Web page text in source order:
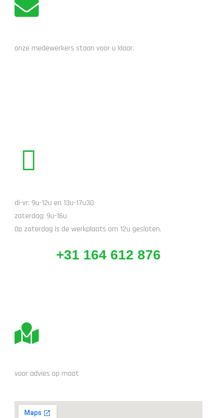
onze medewerkers staan voor u klaar.
di-vr: 9u-12u en 13u-17u30
zaterdag: 9u-16u
Op zaterdag is de werkplaats om 12u gesloten.
+31 164 612 876
voor advies op maat